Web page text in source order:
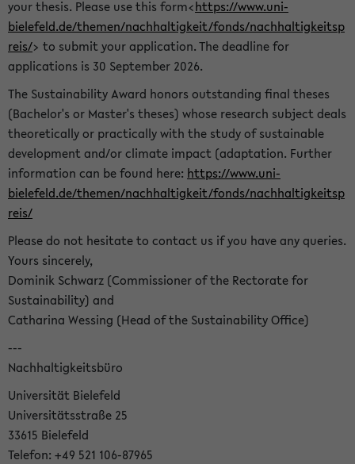
your thesis. Please use this form<https://www.uni-
bielefeld.de/themen/nachhaltigkeit/fonds/nachhaltigkeitsp
reis/> to submit your application. The deadline for
applications is 30 September 2026.
The Sustainability Award honors outstanding final theses
(Bachelor's or Master's theses) whose research subject deals
theoretically or practically with the study of sustainable
development and/or climate impact (adaptation. Further
information can be found here: https://www.uni-
bielefeld.de/themen/nachhaltigkeit/fonds/nachhaltigkeitsp
reis/
Please do not hesitate to contact us if you have any queries.
Yours sincerely,
Dominik Schwarz (Commissioner of the Rectorate for
Sustainability) and
Catharina Wessing (Head of the Sustainability Office)
---
Nachhaltigkeitsbüro
Universität Bielefeld
Universitätsstraße 25
33615 Bielefeld
Telefon: +49 521 106-87965